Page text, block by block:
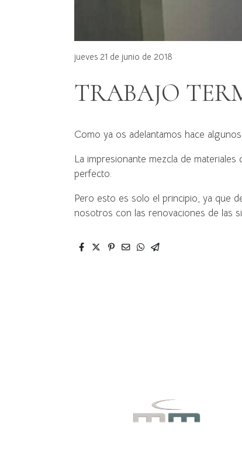
jueves 21 de junio de 2018
TRABAJO
Como ya os adelantamos hace
La impresionante mezcla de
perfecto.
Pero esto es solo el principio, ya que
nosotros con las renovaciones de las